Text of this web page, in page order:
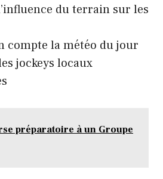
du terrain sur les
compte la météo du jour
jockeys locaux
préparatoire à un Groupe